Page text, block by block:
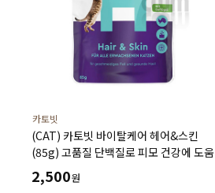
카토빗
(CAT) 카토빗 바이탈케어 헤어&스킨
(85g) 고품질 단백질로 피모 건강에 도움
2,500원